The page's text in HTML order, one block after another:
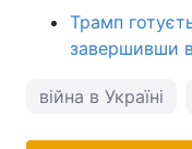
Трамп
завершивши
війна в Україні